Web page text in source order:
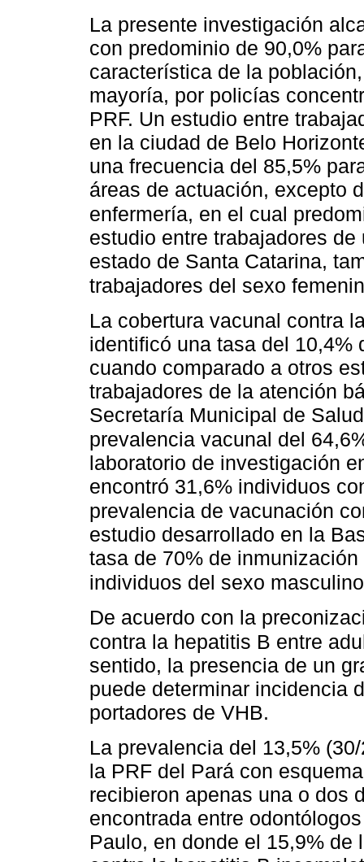
La presente investigación
con predominio de 90,0%
característica de la
mayoría, por policías
PRF. Un estudio entre
en la ciudad de Belo
una frecuencia del 85,5%
áreas de actuación, excepto
enfermería, en el cual
estudio entre trabajadores
estado de Santa Catarina,
trabajadores del sexo
La cobertura vacunal contra
identificó una tasa del 10,4%
cuando comparado a otros
trabajadores de la atención
Secretaría Municipal de
prevalencia vacunal del
laboratorio de investigación
encontró 31,6% individuos
prevalencia de vacunación
estudio desarrollado en la
tasa de 70% de
individuos del sexo
De acuerdo con la
contra la hepatitis B entre
sentido, la presencia de un
puede determinar incidencia
portadores de VHB.
La prevalencia del 13,5%
la PRF del Pará con
recibieron apenas una o dos
encontrada entre
Paulo, en donde el 15,9%